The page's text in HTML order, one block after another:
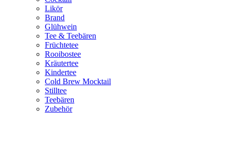
Likör
Brand
Glühwein
Tee & Teebären
Früchtetee
Rooibostee
Kräutertee
Kindertee
Cold Brew Mocktail
Stilltee
Teebären
Zubehör